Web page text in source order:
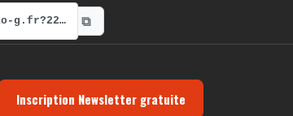
https://radio-g.fr?22115 ⧉
Inscription Newsletter gratuite